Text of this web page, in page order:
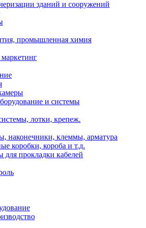
зданий и сооружений
промышленная химия
и системы
лотки, крепеж.
наконечники, клеммы, арматура
коробки, короба и т.д.
для прокладки кабелей